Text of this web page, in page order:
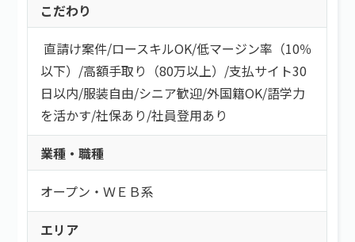
こだわり
直請け案件/ロースキルOK/低マージン率（10％
以下） /高額手取り（80万以上） /支払サイト30
日以内/服装自由/シニア歓迎/外国籍OK/語学力
を活かす/社保あり/社員登用あり
業種・職種
オープン・ＷＥＢ系
エリア